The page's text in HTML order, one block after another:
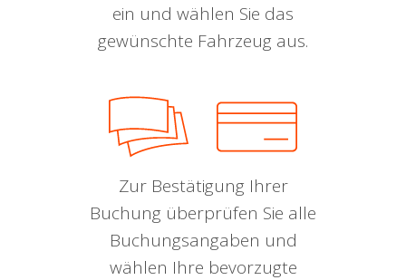
ein und wählen Sie das
gewünschte Fahrzeug aus.
Zur Bestätigung Ihrer
Buchung überprüfen Sie alle
Buchungsangaben und
wählen Ihre bevorzugte